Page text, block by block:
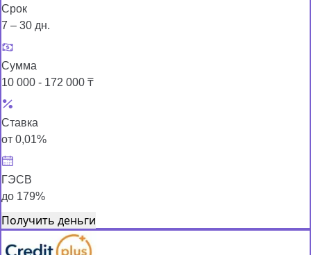
Срок
7 – 30 дн.
Сумма
10 000 - 172 000 ₸
Ставка
от 0,01%
ГЭСВ
до 179%
Получить деньги